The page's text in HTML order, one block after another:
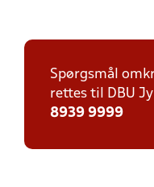
Spørgsmål
rettes til DBU
8939 9999